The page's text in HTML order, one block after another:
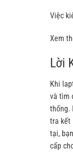
Việc
Xem
Lời
Khi
và tìm
thống.
tra kết
tại,
cấp